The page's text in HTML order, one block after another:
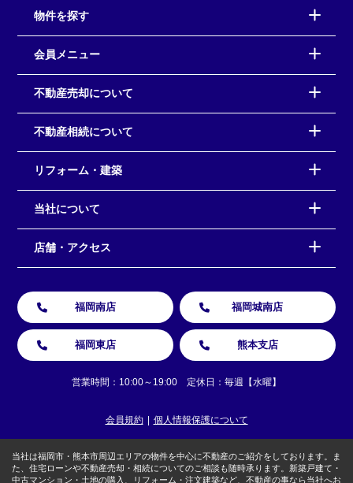
物件を探す
会員メニュー
不動産売却について
不動産相続について
リフォーム・建築
当社について
店舗・アクセス
福岡南店 福岡城南店
福岡東店 熊本支店
営業時間：10:00～19:00 定休日：毎週【水曜】
会員規約 個人情報保護について
当社は福岡市・熊本市周辺エリアの物件を中心に不動産のご紹介をしております。ま
た、住宅ローンや不動産売却・相続についてのご相談も随時承ります。新築戸建て・
中古マンション・土地の購入、リフォーム・注文建築など、不動産の事なら当社へお